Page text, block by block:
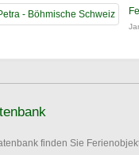
finden Sie